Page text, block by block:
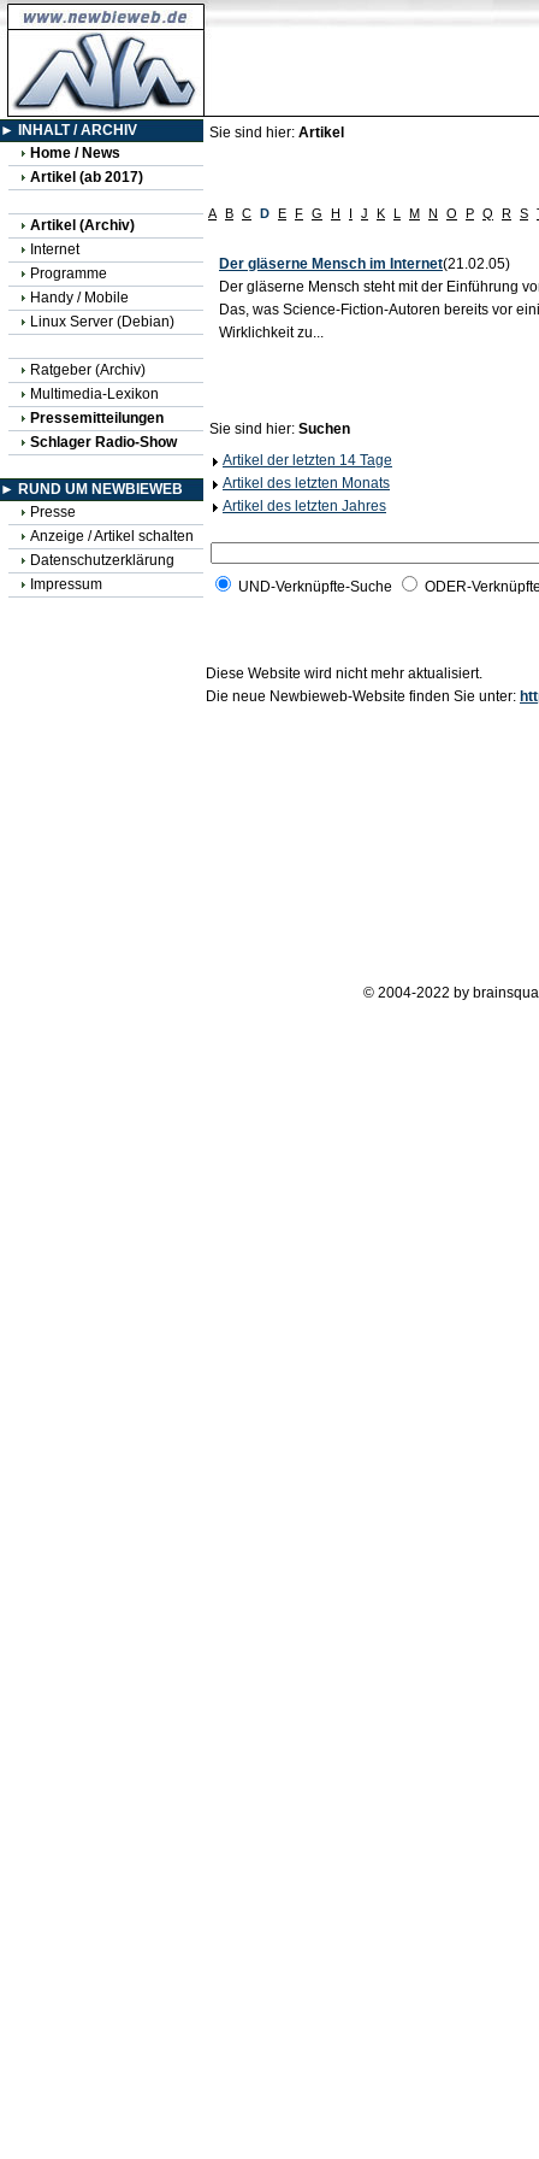
► INHALT / ARCHIV
Home / News
Artikel (ab 2017)
Artikel (Archiv)
Internet
Programme
Handy / Mobile
Linux Server (Debian)
Ratgeber (Archiv)
Multimedia-Lexikon
Pressemitteilungen
Schlager Radio-Show
► RUND UM NEWBIEWEB
Presse
Anzeige / Artikel schalten
Datenschutzerklärung
Impressum
Sie sind hier: Artikel
A B C D E F G H I J K L M N O P Q R S
Der gläserne Mensch im Internet(21.02.05)
Der gläserne Mensch steht mit der Einführung
Das, was Science-Fiction-Autoren bereits vor
Wirklichkeit zu...
Sie sind hier: Suchen
Artikel der letzten 14 Tage
Artikel des letzten Monats
Artikel des letzten Jahres
UND-Verknüpfte-Suche ODER-
Diese Website wird nicht mehr aktualisiert.
Die neue Newbieweb-Website finden Sie unter:
© 2004-2022 by